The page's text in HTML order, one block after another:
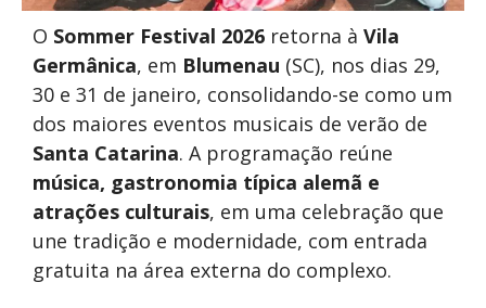
O Sommer Festival 2026 retorna à Vila
Germânica, em Blumenau (SC), nos dias 29,
30 e 31 de janeiro, consolidando-se como um
dos maiores eventos musicais de verão de
Santa Catarina. A programação reúne
música, gastronomia típica alemã e
atrações culturais, em uma celebração que
une tradição e modernidade, com entrada
gratuita na área externa do complexo.